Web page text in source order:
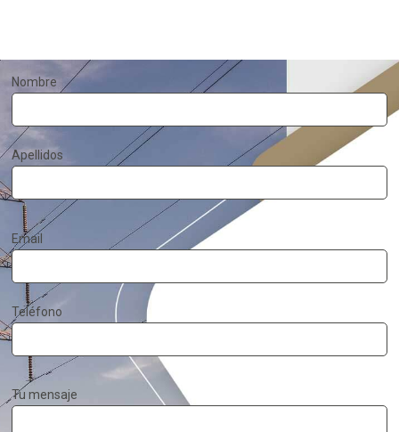
Nombre
Apellidos
Email
Teléfono
Tu mensaje